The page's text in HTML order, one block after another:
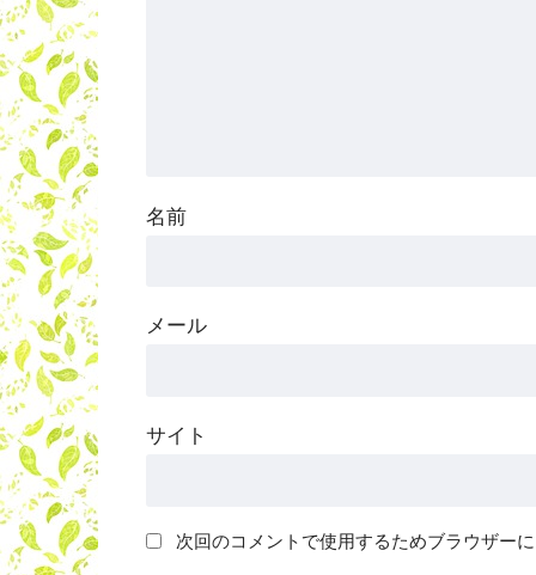
名前
メール
サイト
次回のコメントで使用するためブラウザー